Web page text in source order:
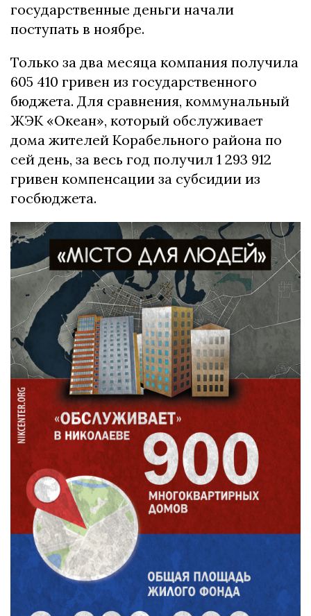
государственные деньги начали
поступать в ноябре.
Только за два месяца компания получила
605 410 гривен из государственного
бюджета. Для сравнения, коммунальный
ЖЭК «Океан», который обслуживает
дома жителей Корабельного района по
сей день, за весь год получил 1 293 912
гривен компенсации за субсидии из
госбюджета.